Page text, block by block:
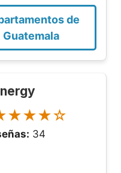
de
Guatemala
34